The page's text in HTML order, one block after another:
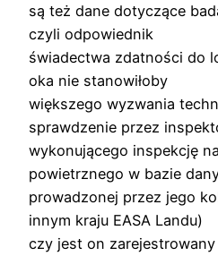
są też dane dotyczące
czyli odpowiednik
świadectwa zdatności do
oka nie stanowiłoby
większego wyzwania
sprawdzenie przez
wykonującego inspekcję
powietrznego w bazie
prowadzonej przez jego
innym kraju EASA Landu)
czy jest on